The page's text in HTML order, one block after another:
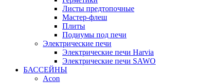
Листы предтопочные
Мастер-флеш
Плиты
Подиумы под печи
Электрические печи
Электрические печи Harvia
Электрические печи SAWO
БАССЕЙНЫ
Acon